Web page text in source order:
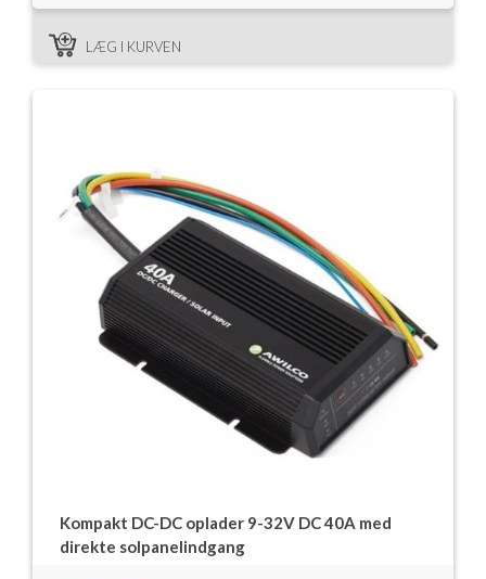
LÆG I KURVEN
Kompakt DC-DC oplader 9-32V DC 40A med
direkte solpanelindgang